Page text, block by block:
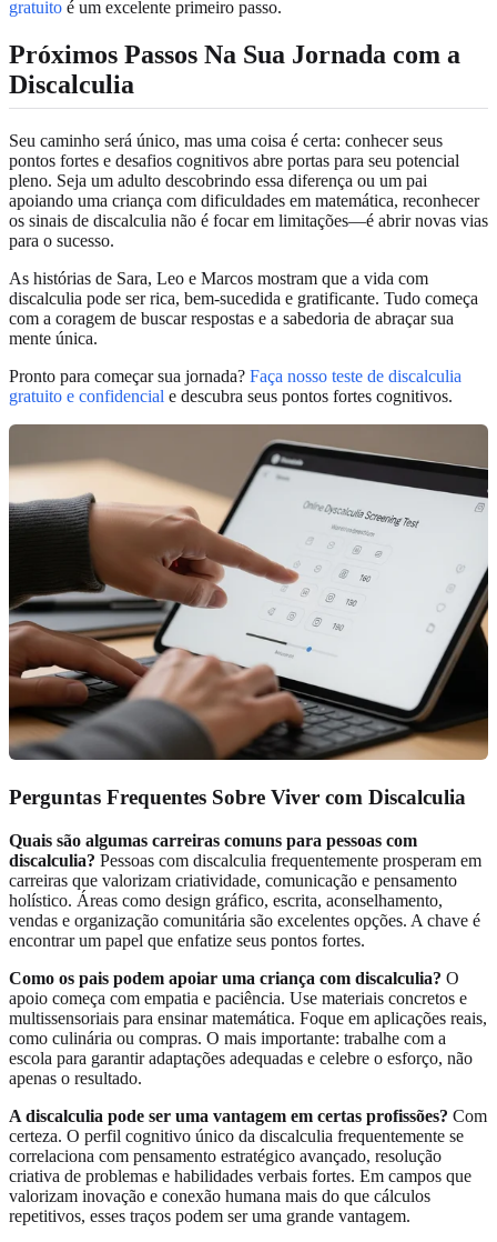
gratuito é um excelente primeiro passo.
Próximos Passos Na Sua Jornada com a
Discalculia
Seu caminho será único, mas uma coisa é certa: conhecer seus
pontos fortes e desafios cognitivos abre portas para seu potencial
pleno. Seja um adulto descobrindo essa diferença ou um pai
apoiando uma criança com dificuldades em matemática, reconhecer
os sinais de discalculia não é focar em limitações—é abrir novas vias
para o sucesso.
As histórias de Sara, Leo e Marcos mostram que a vida com
discalculia pode ser rica, bem-sucedida e gratificante. Tudo começa
com a coragem de buscar respostas e a sabedoria de abraçar sua
mente única.
Pronto para começar sua jornada? Faça nosso teste de discalculia
gratuito e confidencial e descubra seus pontos fortes cognitivos.
Perguntas Frequentes Sobre Viver com Discalculia
Quais são algumas carreiras comuns para pessoas com
discalculia? Pessoas com discalculia frequentemente prosperam em
carreiras que valorizam criatividade, comunicação e pensamento
holístico. Áreas como design gráfico, escrita, aconselhamento,
vendas e organização comunitária são excelentes opções. A chave é
encontrar um papel que enfatize seus pontos fortes.
Como os pais podem apoiar uma criança com discalculia? O
apoio começa com empatia e paciência. Use materiais concretos e
multissensoriais para ensinar matemática. Foque em aplicações reais,
como culinária ou compras. O mais importante: trabalhe com a
escola para garantir adaptações adequadas e celebre o esforço, não
apenas o resultado.
A discalculia pode ser uma vantagem em certas profissões? Com
certeza. O perfil cognitivo único da discalculia frequentemente se
correlaciona com pensamento estratégico avançado, resolução
criativa de problemas e habilidades verbais fortes. Em campos que
valorizam inovação e conexão humana mais do que cálculos
repetitivos, esses traços podem ser uma grande vantagem.